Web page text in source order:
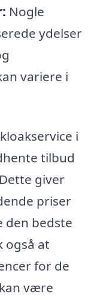
Nogle
ydelser
variere i
i
tilbud
giver
priser
bedste
også at
for de
være